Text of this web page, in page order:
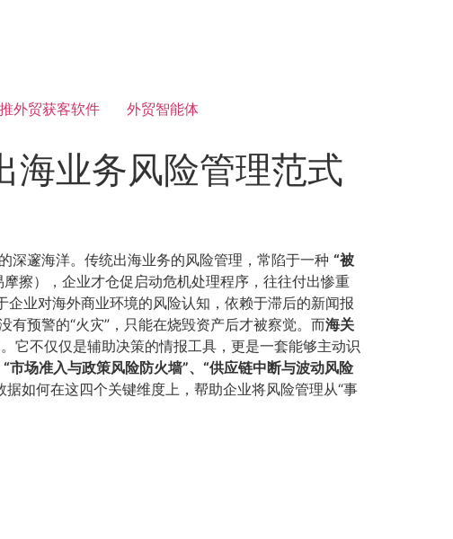
外贸获客软件 外贸智能体
海业务风险管理范式
深邃海洋。传统出海业务的风险管理，常陷于一种 ​“被
擦），企业才仓促启动危机处理程序，往往付出惨重
业对海外商业环境的风险认知，依赖于滞后的新闻报
预警的“火灾”，只能在烧毁资产后才被察觉。而海关
​。它不仅仅是辅助决策的情报工具，更是一套能够主动识
市场准入与政策风险防火墙”、“供应链中断与波动风险
如何在这四个关键维度上，帮助企业将风险管理从“事